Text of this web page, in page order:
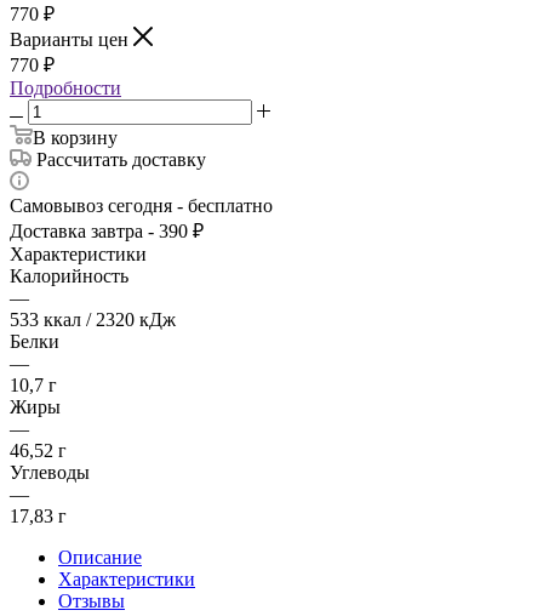
770 ₽
Варианты цен
770 ₽
Подробности
В корзину
Рассчитать доставку
Самовывоз сегодня - бесплатно
Доставка завтра - 390 ₽
Характеристики
Калорийность
—
533 ккал / 2320 кДж
Белки
—
10,7 г
Жиры
—
46,52 г
Углеводы
—
17,83 г
Описание
Характеристики
Отзывы